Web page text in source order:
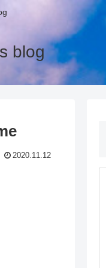
blog
2020.11.12